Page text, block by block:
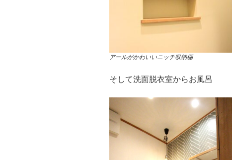
アールがかわいいニッチ収納棚
そして洗面脱衣室からお風呂